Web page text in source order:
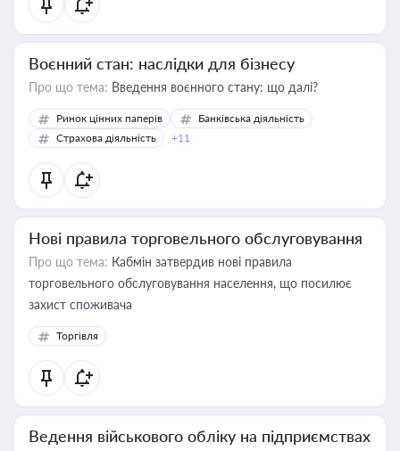
Воєнний стан: наслідки для бізнесу
Про що тема: Введення воєнного стану: що далі?
Ринок цінних паперів
Банківська діяльність
Страхова діяльність
+11
Нові правила торговельного обслуговування
Про що тема: Кабмін затвердив нові правила
торговельного обслуговування населення, що посилює
захист споживача
Торгівля
Ведення військового обліку на підприємствах